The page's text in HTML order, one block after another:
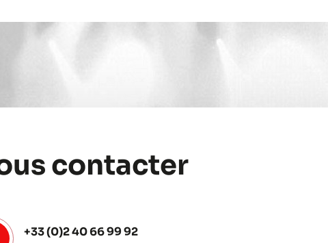
contacter
+33 (0)2 40 66 99 92